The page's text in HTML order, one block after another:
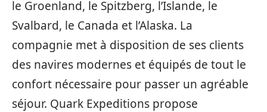
le Groenland, le Spitzberg, l’Islande, le
Svalbard, le Canada et l’Alaska. La
compagnie met à disposition de ses clients
des navires modernes et équipés de tout le
confort nécessaire pour passer un agréable
séjour. Quark Expeditions propose